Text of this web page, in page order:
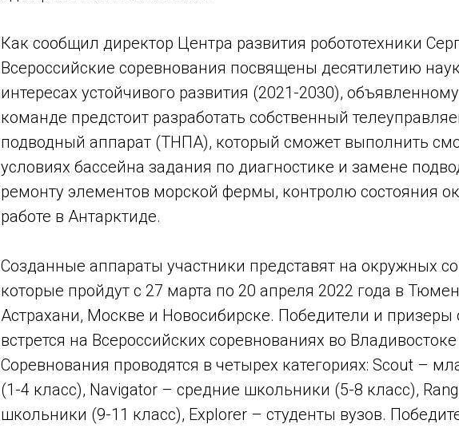
Как сообщил директор Центра развития робототехники
Всероссийские соревнования посвящены десятилетию
интересах устойчивого развития (2021-2030),
команде предстоит разработать собственный
подводный аппарат (ТНПА), который сможет выполнить
условиях бассейна задания по диагностике и замене
ремонту элементов морской фермы, контролю состояния
работе в Антарктиде.
Созданные аппараты участники представят на окружных
которые пройдут с 27 марта по 20 апреля 2022 года в
Астрахани, Москве и Новосибирске. Победители и призеры
встрется на Всероссийских соревнованиях во
Соревнования проводятся в четырех категориях: Scout –
(1-4 класс), Navigator – средние школьники (5-8 класс),
школьники (9-11 класс), Explorer – студенты вузов.